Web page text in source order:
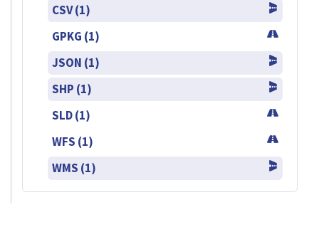
CSV (1)
GPKG (1)
JSON (1)
SHP (1)
SLD (1)
WFS (1)
WMS (1)